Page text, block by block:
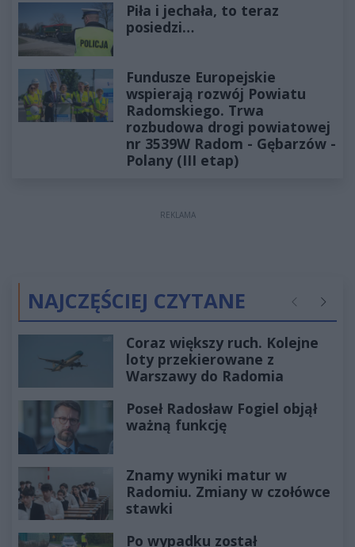
Piła i jechała, to teraz
posiedzi…
Fundusze Europejskie
wspierają rozwój Powiatu
Radomskiego. Trwa
rozbudowa drogi powiatowej
nr 3539W Radom - Gębarzów -
Polany (III etap)
REKLAMA
NAJCZĘŚCIEJ CZYTANE Poprzednie
Coraz większy ruch. Kolejne
loty przekierowane z
Warszawy do Radomia
Poseł Radosław Fogiel objął
ważną funkcję
Znamy wyniki matur w
Radomiu. Zmiany w czołówce
stawki
Po wypadku został